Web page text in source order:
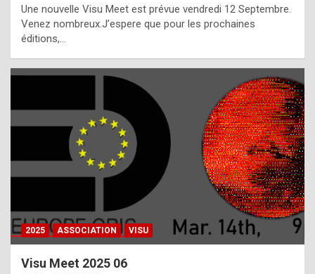
h
t
f
h
a
Une nouvelle Visu Meet est prévue vendredi 12 Septembre.
Venez nombreux.J’espere que pour les prochaines
éditions,…
2025 ASSOCIATION VISU
Visu Meet 2025 06